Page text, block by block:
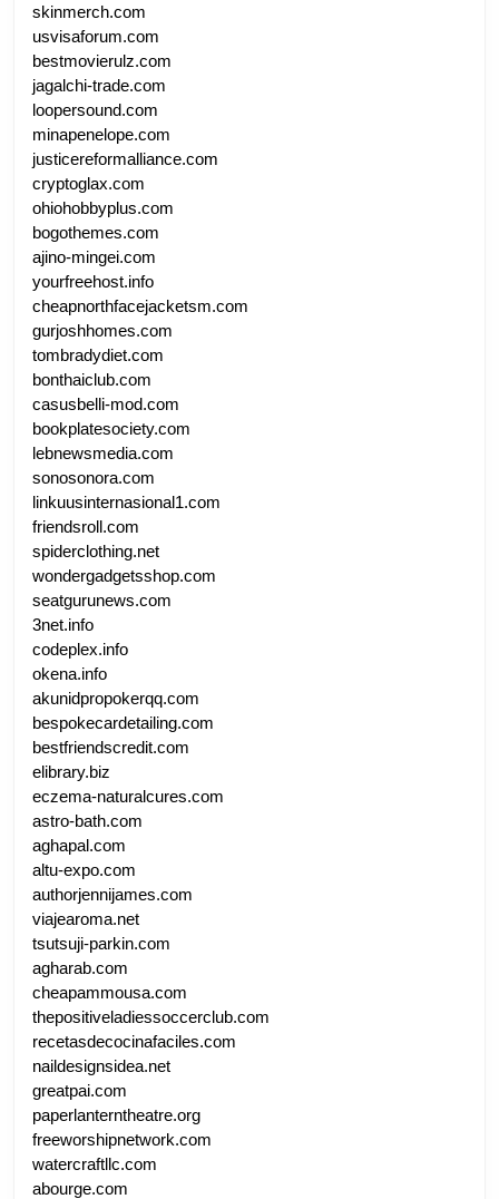
skinmerch.com
usvisaforum.com
bestmovierulz.com
jagalchi-trade.com
loopersound.com
minapenelope.com
justicereformalliance.com
cryptoglax.com
ohiohobbyplus.com
bogothemes.com
ajino-mingei.com
yourfreehost.info
cheapnorthfacejacketsm.com
gurjoshhomes.com
tombradydiet.com
bonthaiclub.com
casusbelli-mod.com
bookplatesociety.com
lebnewsmedia.com
sonosonora.com
linkuusinternasional1.com
friendsroll.com
spiderclothing.net
wondergadgetsshop.com
seatgurunews.com
3net.info
codeplex.info
okena.info
akunidpropokerqq.com
bespokecardetailing.com
bestfriendscredit.com
elibrary.biz
eczema-naturalcures.com
astro-bath.com
aghapal.com
altu-expo.com
authorjennijames.com
viajearoma.net
tsutsuji-parkin.com
agharab.com
cheapammousa.com
thepositiveladiessoccerclub.com
recetasdecocinafaciles.com
naildesignsidea.net
greatpai.com
paperlanterntheatre.org
freeworshipnetwork.com
watercraftllc.com
abourge.com